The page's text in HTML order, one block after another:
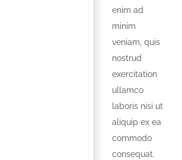
enim ad
minim
veniam, quis
nostrud
exercitation
ullamco
laboris nisi ut
aliquip ex ea
commodo
consequat.